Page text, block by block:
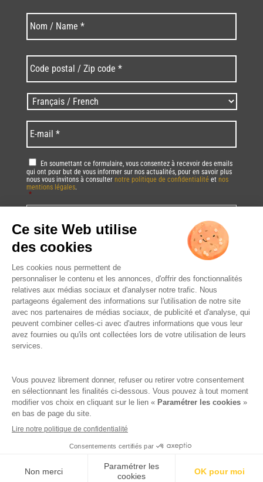
Nom * Last
postal
/
Zip
code
* *
Langues
/
Language *
mail *
RGPD *
En soumettant ce formulaire, vous consentez à recevoir des emails
qui ont pour but de vous informer sur nos actualités, pour en savoir plus
nous vous invitons à consulter notre politique de confidentialité et nos
mentions légales.
*
CAPTCHA
DRINK RESPONSIBLY
Réalisation par AttrapTemps